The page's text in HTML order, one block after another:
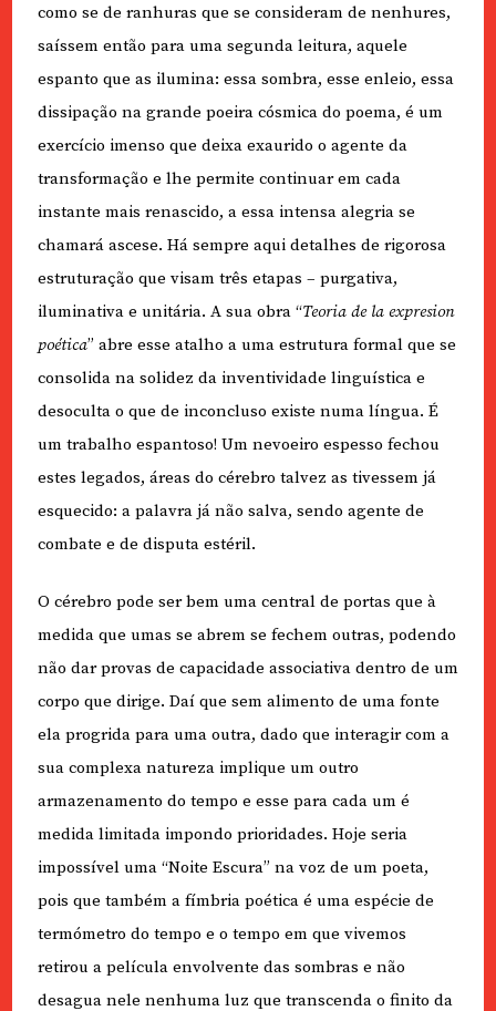
como se de ranhuras que se consideram de nenhures,
saíssem então para uma segunda leitura, aquele
espanto que as ilumina: essa sombra, esse enleio, essa
dissipação na grande poeira cósmica do poema, é um
exercício imenso que deixa exaurido o agente da
transformação e lhe permite continuar em cada
instante mais renascido, a essa intensa alegria se
chamará ascese. Há sempre aqui detalhes de rigorosa
estruturação que visam três etapas – purgativa,
iluminativa e unitária. A sua obra “Teoria de la expresion
poética” abre esse atalho a uma estrutura formal que se
consolida na solidez da inventividade linguística e
desoculta o que de inconcluso existe numa língua. É
um trabalho espantoso! Um nevoeiro espesso fechou
estes legados, áreas do cérebro talvez as tivessem já
esquecido: a palavra já não salva, sendo agente de
combate e de disputa estéril.
O cérebro pode ser bem uma central de portas que à
medida que umas se abrem se fechem outras, podendo
não dar provas de capacidade associativa dentro de um
corpo que dirige. Daí que sem alimento de uma fonte
ela progrida para uma outra, dado que interagir com a
sua complexa natureza implique um outro
armazenamento do tempo e esse para cada um é
medida limitada impondo prioridades. Hoje seria
impossível uma “Noite Escura” na voz de um poeta,
pois que também a fímbria poética é uma espécie de
termómetro do tempo e o tempo em que vivemos
retirou a película envolvente das sombras e não
desagua nele nenhuma luz que transcenda o finito da